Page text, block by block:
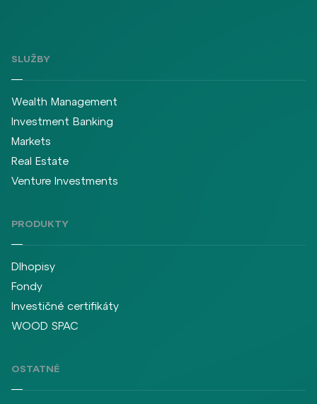
SLUŽBY
Wealth Management
Investment Banking
Markets
Real Estate
Venture Investments
PRODUKTY
Dlhopisy
Fondy
Investičné certifikáty
WOOD SPAC
OSTATNÉ